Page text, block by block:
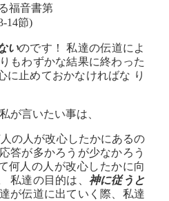
福音書第
14節)
いのです！ 私達の伝道によ
もわずかな結果に終わった
に止めておかなければな り
が言いたい事は、
の人が改心したかにあるの
答が多かろうが少なかろう
何人の人が改心したかに向
私達の目的は、 神に従うと
が伝道に出ていく際、私達